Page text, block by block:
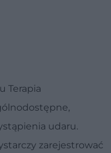
Terapia
udaru.
zarejestrować